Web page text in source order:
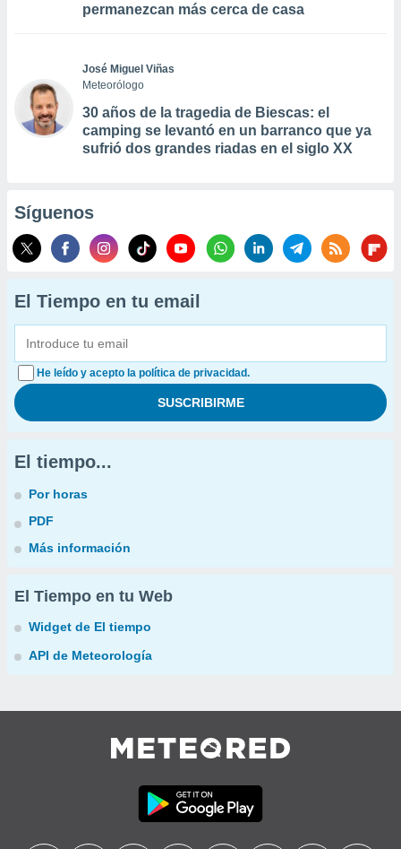
permanezcan más cerca de casa
José Miguel Viñas
Meteorólogo
30 años de la tragedia de Biescas: el
camping se levantó en un barranco que ya
sufrió dos grandes riadas en el siglo XX
Síguenos
El Tiempo en tu email
He leído y acepto la política de privacidad.
El tiempo...
Por horas
PDF
Más información
El Tiempo en tu Web
Widget de El tiempo
API de Meteorología